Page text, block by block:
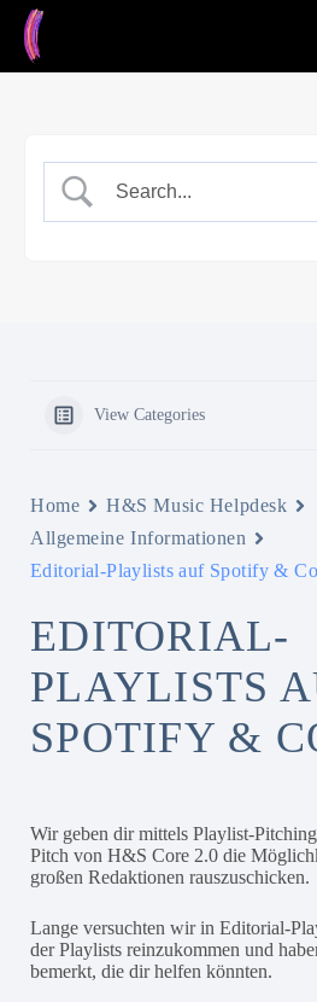
Zum
Inhalt
springen
View Categories
Home
H&S Music Helpdesk
Allgemeine Informationen
Editorial-Playlists auf Spotify &
EDITORIAL-
PLAYLISTS
SPOTIFY &
Wir geben dir mittels Playlist-
Pitch von H&S Core 2.0 die
großen Redaktionen rauszuschicken.
Lange versuchten wir in Editorial-
der Playlists reinzukommen und
bemerkt, die dir helfen könnten.